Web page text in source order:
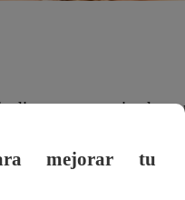
por terminada su
momentos, pero no
mejorar tu